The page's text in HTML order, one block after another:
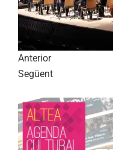
Anterior
Següent